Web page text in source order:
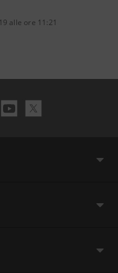
alle ore 11:21